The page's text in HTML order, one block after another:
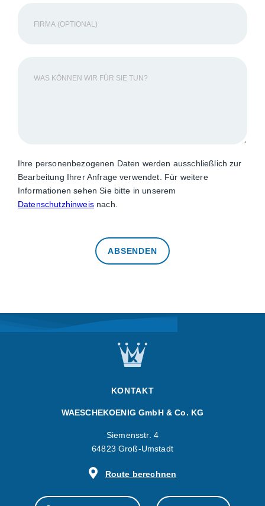
Ihre personenbezogenen Daten werden ausschließlich zur
Bearbeitung Ihrer Anfrage verwendet. Für weitere
Informationen sehen Sie bitte in unserem
Datenschutzhinweisnach.
KONTAKT
WAESCHEKOENIG GmbH & Co. KG
Siemensstr. 4
64823 Groß-Umstadt
Route berechnen